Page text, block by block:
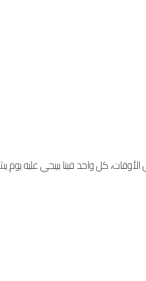
كل واحد فينا بييجي عليه يوم